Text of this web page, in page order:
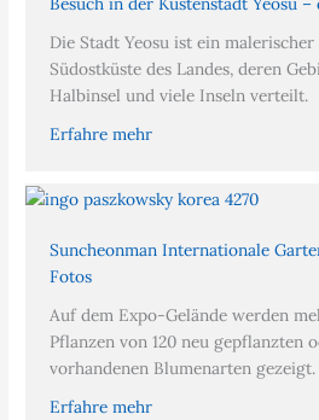
Die Stadt Yeosu ist ein
Südostküste des Landes, deren
Halbinsel und viele Inseln verteilt.
Erfahre mehr
Suncheonman Internationale
Fotos
Auf dem Expo-Gelände werden
Pflanzen von 120 neu gepflanzten
vorhandenen Blumenarten gezeigt.
Erfahre mehr